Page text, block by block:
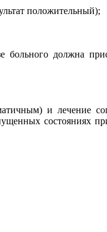
положительный);
должна
и лечение
состояниях